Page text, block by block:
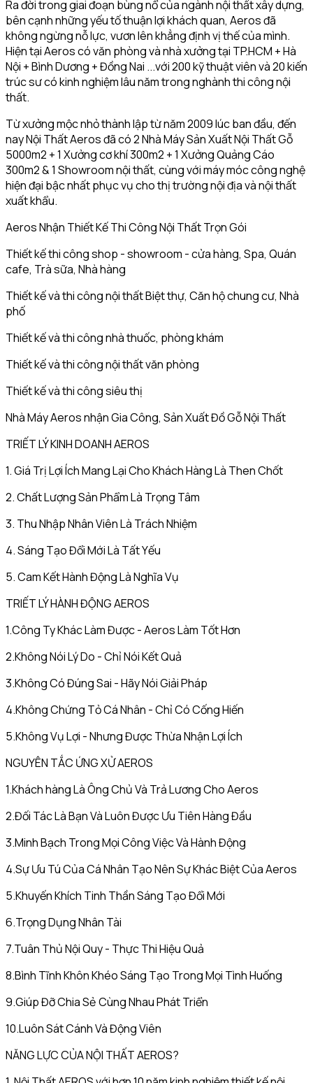
Ra đời trong giai đoạn bùng nổ của ngành nội thất xây dựng,
bên cạnh những yếu tố thuận lợi khách quan, Aeros đã
không ngừng nỗ lực, vươn lên khẳng định vị thế của mình.
Hiện tại Aeros có văn phòng và nhà xưởng tại TP.HCM + Hà
Nội + Bình Dương + Đồng Nai ...với 200 kỹ thuật viên và 20 kiến
trúc sư có kinh nghiệm lâu năm trong nghành thi công nội
thất.
Từ xưởng mộc nhỏ thành lập từ năm 2009 lúc ban đầu, đến
nay Nội Thất Aeros đã có 2 Nhà Máy Sản Xuất Nội Thất Gỗ
5000m2 + 1 Xưởng cơ khí 300m2 + 1 Xưởng Quảng Cáo
300m2 & 1 Showroom nội thất, cùng với máy móc công nghệ
hiện đại bậc nhất phục vụ cho thị trường nội địa và nội thất
xuất khẩu.
Aeros Nhận Thiết Kế Thi Công Nội Thất Trọn Gói
Thiết kế thi công shop - showroom - cửa hàng, Spa, Quán
cafe, Trà sữa, Nhà hàng
Thiết kế và thi công nội thất Biệt thự, Căn hộ chung cư, Nhà
phố
Thiết kế và thi công nhà thuốc, phòng khám
Thiết kế và thi công nội thất văn phòng
Thiết kế và thi công siêu thị
Nhà Máy Aeros nhận Gia Công, Sản Xuất Đồ Gỗ Nội Thất
TRIẾT LÝ KINH DOANH AEROS
1. Giá Trị Lợi Ích Mang Lại Cho Khách Hàng Là Then Chốt
2. Chất Lượng Sản Phẩm Là Trọng Tâm
3. Thu Nhập Nhân Viên Là Trách Nhiệm
4. Sáng Tạo Đổi Mới Là Tất Yếu
5. Cam Kết Hành Động Là Nghĩa Vụ
TRIẾT LÝ HÀNH ĐỘNG AEROS
1.Công Ty Khác Làm Được - Aeros Làm Tốt Hơn
2.Không Nói Lý Do - Chỉ Nói Kết Quả
3.Không Có Đúng Sai - Hãy Nói Giải Pháp
4.Không Chứng Tỏ Cá Nhân - Chỉ Có Cống Hiến
5.Không Vụ Lợi - Nhưng Được Thừa Nhận Lợi Ích
NGUYÊN TẮC ỨNG XỬ AEROS
1.Khách hàng Là Ông Chủ Và Trả Lương Cho Aeros
2.Đối Tác Là Bạn Và Luôn Được Ưu Tiên Hàng Đầu
3.Minh Bạch Trong Mọi Công Việc Và Hành Động
4.Sự Ưu Tú Của Cá Nhân Tạo Nên Sự Khác Biệt Của Aeros
5.Khuyến Khích Tinh Thần Sáng Tạo Đổi Mới
6.Trọng Dụng Nhân Tài
7.Tuân Thủ Nội Quy - Thực Thi Hiệu Quả
8.Bình Tĩnh Khôn Khéo Sáng Tạo Trong Mọi Tình Huống
9.Giúp Đỡ Chia Sẻ Cùng Nhau Phát Triển
10.Luôn Sát Cánh Và Động Viên
NĂNG LỰC CỦA NỘI THẤT AEROS?